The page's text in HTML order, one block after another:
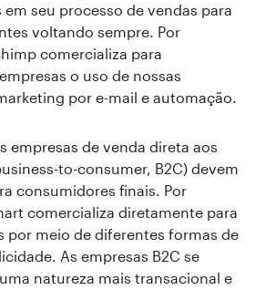
seu processo de vendas para
voltando sempre. Por
comercializa para
o uso de nossas
por e-mail e automação.
empresas de venda direta aos
to-consumer, B2C) devem
consumidores finais. Por
comercializa diretamente para
por meio de diferentes formas de
As empresas B2C se
natureza mais transacional e